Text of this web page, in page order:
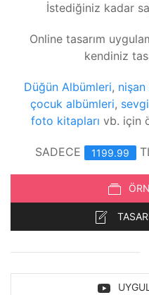
İstediğiniz kadar
Online tasarım
kendiniz
Düğün Albümleri,
çocuk albümleri,
foto kitapları vb. için
SADECE 1199.99